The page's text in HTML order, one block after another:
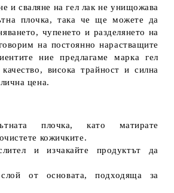
и сваляне на гел лак не унищожава
плочка, така че ще можете да
чупенето и разделянето на
на постоянно нарастващите
ние предлагаме марка гел
висока трайност и силна
цена.
плочка, като матирате
кожичките.
и изчакайте продуктът да
от основата, подходяща за